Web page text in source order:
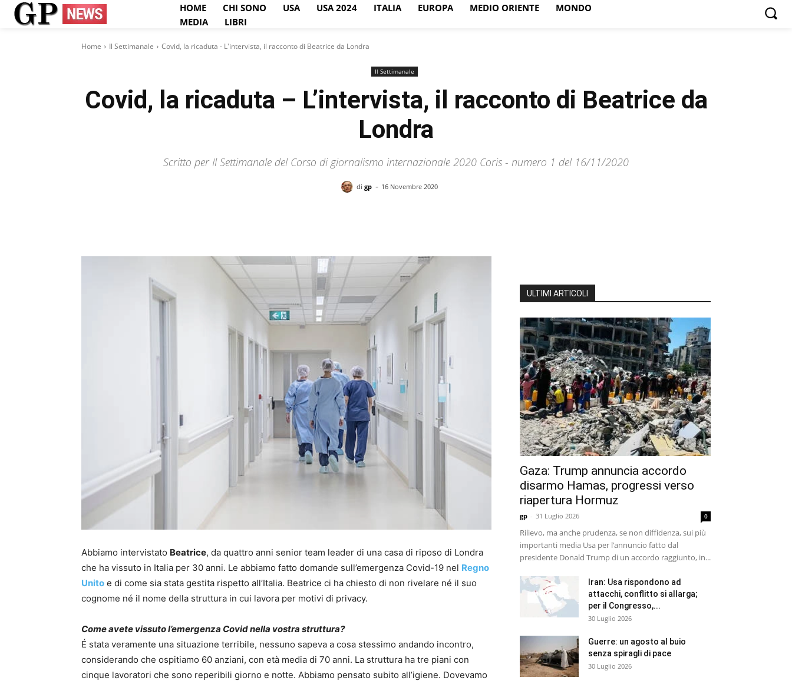
HOME CHI SONO USA USA 2024 ITALIA EUROPA MEDIO ORIENTE
MONDO
MEDIA
LIBRI
Home Il Settimanale Covid, la ricaduta - L'intervista, il racconto di Beatrice da Londra
Il Settimanale
Covid, la ricaduta – L’intervista, il racconto di Beatrice da
Londra
Scritto per Il Settimanale del Corso di giornalismo internazionale 2020 Coris - numero 1 del 16/11/2020
di gp - 16 Novembre 2020
Abbiamo intervistato Beatrice, da quattro anni senior team leader di una casa di riposo di Londra
che ha vissuto in Italia per 30 anni. Le abbiamo fatto domande sull’emergenza Covid-19 nel Regno
Unito e di come sia stata gestita rispetto all’Italia. Beatrice ci ha chiesto di non rivelare né il suo
cognome né il nome della struttura in cui lavora per motivi di privacy.
Come avete vissuto l’emergenza Covid nella vostra struttura?
É stata veramente una situazione terribile, nessuno sapeva a cosa stessimo andando incontro,
considerando che ospitiamo 60 anziani, con età media di 70 anni. La struttura ha tre piani con
cinque lavoratori che sono reperibili giorno e notte. Abbiamo pensato subito all’igiene. Dovevamo
ULTIMI ARTICOLI
Gaza: Trump annuncia accordo
disarmo Hamas, progressi verso
riapertura Hormuz
gp - 31 Luglio 2026 0
Rilievo, ma anche prudenza, se non diffidenza, sui più
importanti media Usa per l’annuncio fatto dal
presidente Donald Trump di un accordo raggiunto, in...
Iran: Usa rispondono ad
attacchi, conflitto si allarga;
per il Congresso,...
30 Luglio 2026
Guerre: un agosto al buio
senza spiragli di pace
30 Luglio 2026